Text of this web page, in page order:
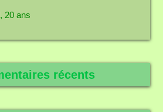
20 ans
récents